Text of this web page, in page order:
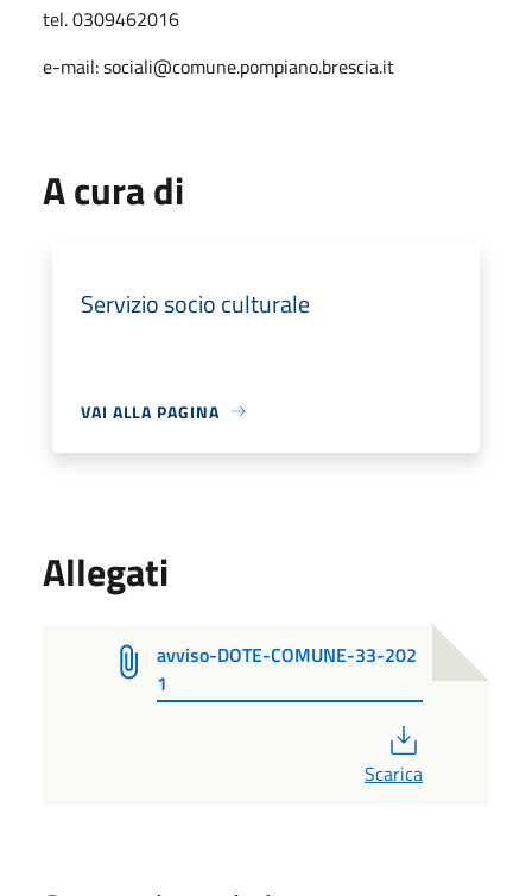
tel. 0309462016
e-mail: sociali@comune.pompiano.brescia.it
A cura di
Servizio socio culturale
VAI ALLA PAGINA
Allegati
avviso-DOTE-COMUNE-33-202
1
Scarica